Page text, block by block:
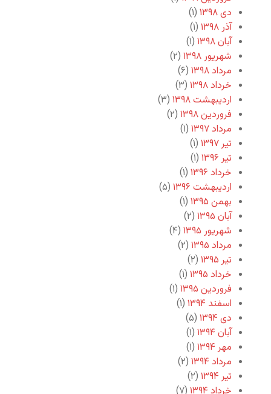
دی ۱۳۹۸
(۱)
آذر ۱۳۹۸
(۱)
آبان ۱۳۹۸
(۱)
شهریور ۱۳۹۸
(۲)
مرداد ۱۳۹۸
(۶)
خرداد ۱۳۹۸
(۳)
اردیبهشت ۱۳۹۸
(۳)
فروردین ۱۳۹۸
(۲)
مرداد ۱۳۹۷
(۱)
تیر ۱۳۹۷
(۱)
تیر ۱۳۹۶
(۱)
خرداد ۱۳۹۶
(۱)
اردیبهشت ۱۳۹۶
(۵)
بهمن ۱۳۹۵
(۱)
آبان ۱۳۹۵
(۲)
شهریور ۱۳۹۵
(۴)
مرداد ۱۳۹۵
(۲)
تیر ۱۳۹۵
(۲)
خرداد ۱۳۹۵
(۱)
فروردین ۱۳۹۵
(۱)
اسفند ۱۳۹۴
(۱)
دی ۱۳۹۴
(۵)
آبان ۱۳۹۴
(۱)
مهر ۱۳۹۴
(۱)
مرداد ۱۳۹۴
(۲)
تیر ۱۳۹۴
(۲)